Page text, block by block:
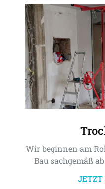
Wir beginnen am
Bau sachgemäß
JETZT